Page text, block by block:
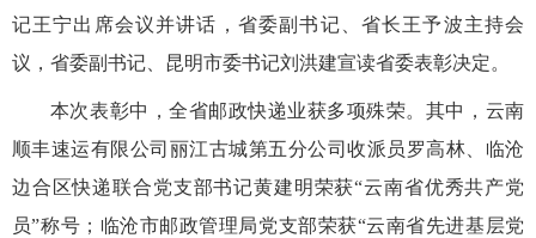
记王宁出席会议并讲话，省委副书记、省长王予波主持会
议，省委副书记、昆明市委书记刘洪建宣读省委表彰决定。
本次表彰中，全省邮政快递业获多项殊荣。其中，云南
顺丰速运有限公司丽江古城第五分公司收派员罗高林、临沧
边合区快递联合党支部书记黄建明荣获“云南省优秀共产党
员”称号；临沧市邮政管理局党支部荣获“云南省先进基层党